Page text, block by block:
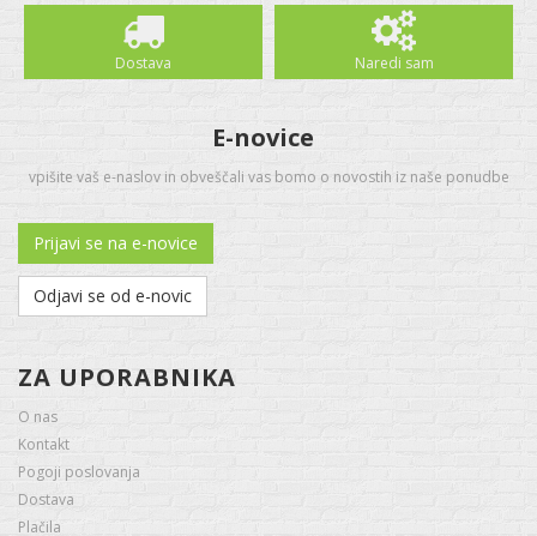
Dostava Naredi sam
E-novice
vpišite vaš e-naslov in obveščali vas bomo o novostih iz naše ponudbe
Prijavi se na e-novice
Odjavi se od e-novic
ZA UPORABNIKA
O nas
Kontakt
Pogoji poslovanja
Dostava
Plačila